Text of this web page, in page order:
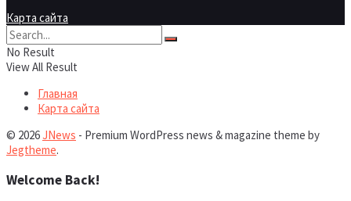
Карта сайта
No Result
View All Result
Главная
Карта сайта
© 2026JNews - Premium WordPress news & magazine theme by
Jegtheme.
Welcome Back!